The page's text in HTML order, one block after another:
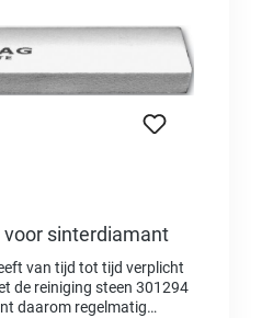
voor sinterdiamant
van tijd tot tijd verplicht
daarom regelmatig